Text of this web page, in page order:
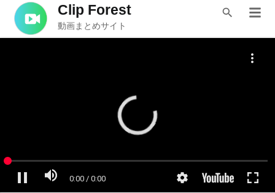
Clip Forest
動画まとめサイト